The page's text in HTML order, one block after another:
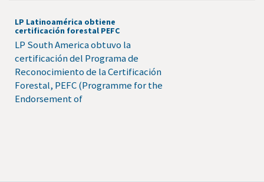
LP Latinoamérica obtiene
certificación forestal PEFC
LP South America obtuvo la
certificación del Programa de
Reconocimiento de la Certificación
Forestal, PEFC (Programme for the
Endorsement of